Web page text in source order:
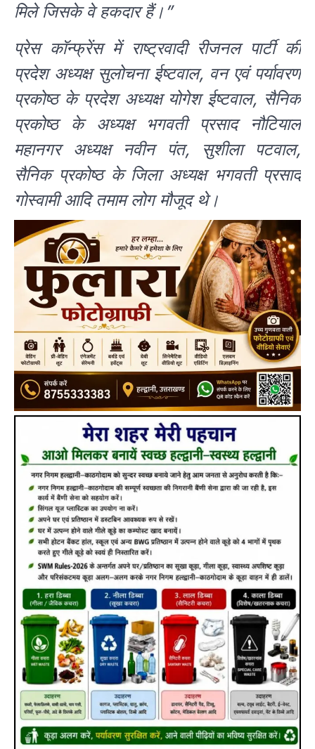
मिले जिसके वे हकदार हैं।”
प्रेस कॉन्फ्रेंस में राष्ट्रवादी रीजनल पार्टी की
प्रदेश अध्यक्ष सुलोचना ईष्टवाल, वन एवं पर्यावरण
प्रकोष्ठ के प्रदेश अध्यक्ष योगेश ईष्टवाल, सैनिक
प्रकोष्ठ के अध्यक्ष भगवती प्रसाद नौटियाल
महानगर अध्यक्ष नवीन पंत, सुशीला पटवाल,
सैनिक प्रकोष्ठ के जिला अध्यक्ष भगवती प्रसाद
गोस्वामी आदि तमाम लोग मौजूद थे।